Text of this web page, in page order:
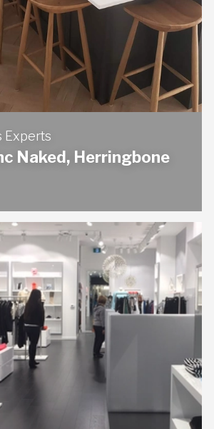
Experts
Naked, Herringbone